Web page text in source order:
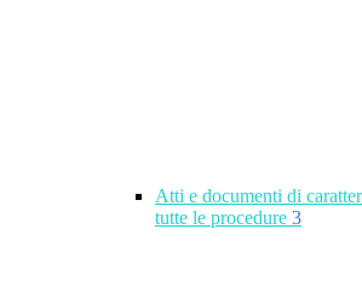
Atti e documenti di
tutte le procedure 3